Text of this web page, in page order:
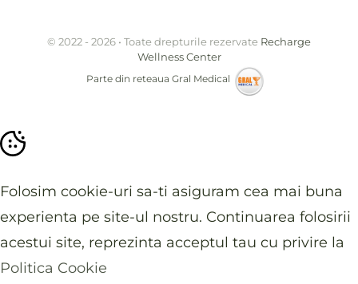
© 2022 - 2026 • Toate drepturile rezervate Recharge
Wellness Center
Parte din reteaua Gral Medical
Folosim cookie-uri sa-ti asiguram cea mai buna
experienta pe site-ul nostru. Continuarea folosirii
acestui site, reprezinta acceptul tau cu privire la
Politica Cookie